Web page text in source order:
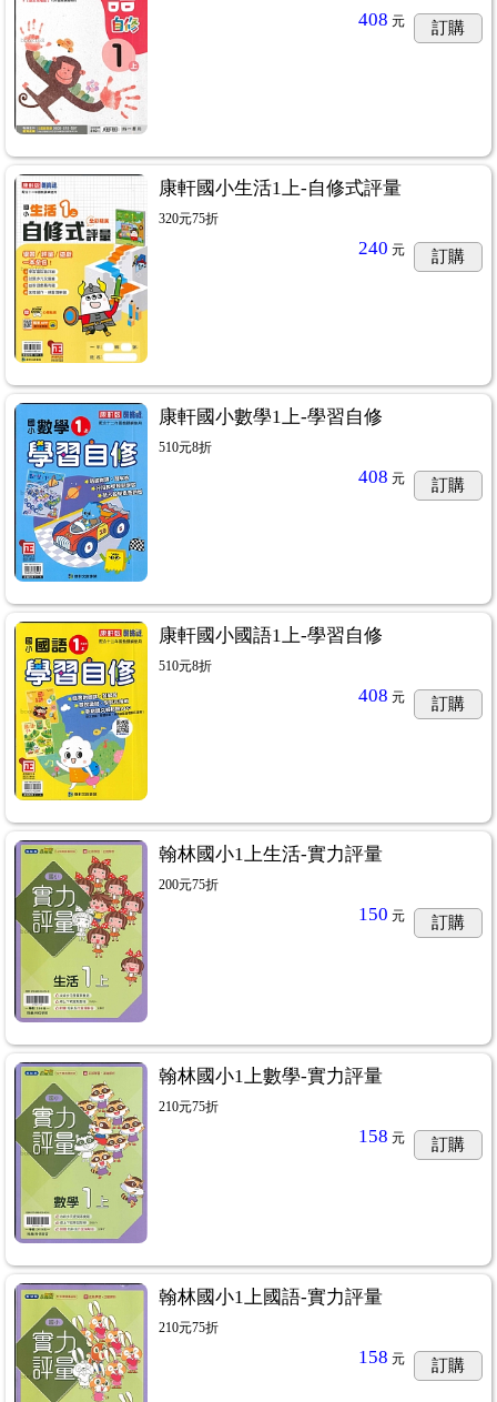
408 元 訂購
康軒國小生活1上-自修式評量
320元75折
240 元 訂購
康軒國小數學1上-學習自修
510元8折
408 元 訂購
康軒國小國語1上-學習自修
510元8折
408 元 訂購
翰林國小1上生活-實力評量
200元75折
150 元 訂購
翰林國小1上數學-實力評量
210元75折
158 元 訂購
翰林國小1上國語-實力評量
210元75折
158 元 訂購